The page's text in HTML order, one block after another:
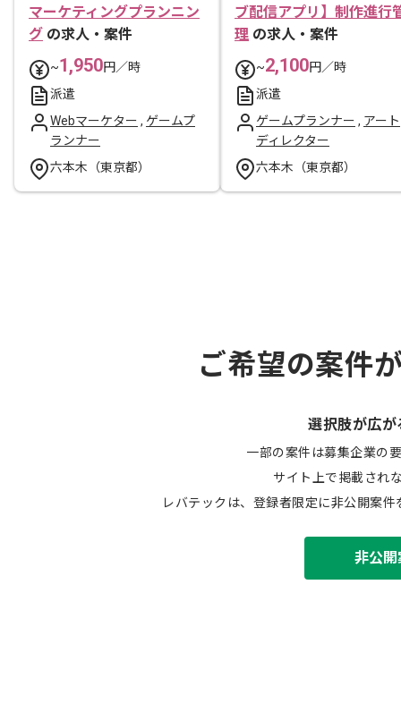
マーケティングプランニン
グ の求人・案件
~1,950円／時
派遣
Webマーケター , ゲームプ
ランナー
六本木（東京都）
ブ配信アプリ】制作進行
理 の求人・案件
~2,100円／時
派遣
ゲームプランナー , アート
ディレクター
六本木（東京都）
ご希望の案件
選択肢が広が
一部の案件は募集企業の
サイト上で掲載され
レバテックは、登録者限定に非公開案
非公